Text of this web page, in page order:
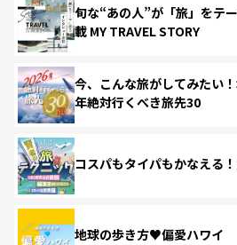
旬な“あの人”が「旅」をテ
載 MY TRAVEL STORY
今、こんな旅がしてみたい
年絶対行くべき旅先30
コスパもタイパもかなえる
地球の歩き方♥偏愛ハワイ